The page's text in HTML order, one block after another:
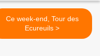
Ce week-end, Tour des
Ecureuils >